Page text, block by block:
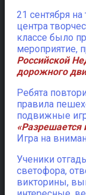
21 сентября на
центра
классе было
мероприятие,
Российской
дорожного
Ребята
правила
подвижные
«Разрешается
Игра на
Ученики
светофора,
викторины,